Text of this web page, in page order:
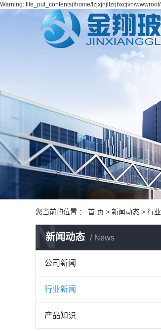
Warning: file_put_contents(/home/lzjxjnjlfzrjbxcjvn/
您当前的位置 ： 首 页 > 新闻动态 > 行
新闻动态 News
N
公司新闻
行业新闻
产品知识